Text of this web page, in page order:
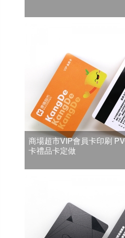
商場超市VIP會員卡印刷
卡禮品卡定做